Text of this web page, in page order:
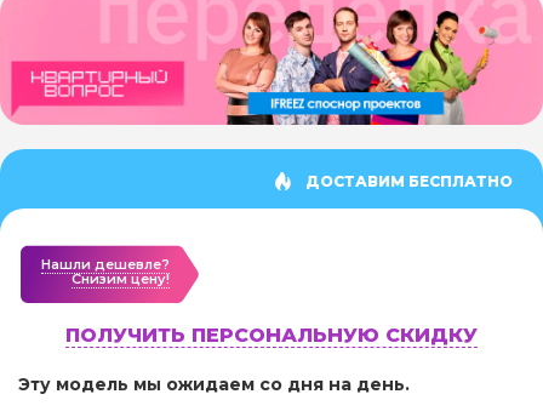
ДОСТАВИМ БЕСПЛАТНО
Нашли дешевле?
Cнизим цену!
ПОЛУЧИТЬ ПЕРСОНАЛЬНУЮ СКИДКУ
Эту модель мы ожидаем со дня на день.